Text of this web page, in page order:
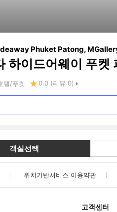
Phuket Patong,
하이드어웨이 푸켓
텔 푸켓 0.0 (리뷰 0)
객실선택
위치기반서비스 이용약관
고객센터